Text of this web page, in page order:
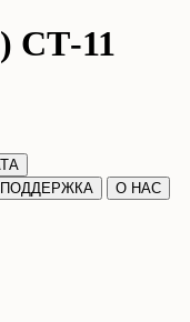
СТ-11
ПОДДЕРЖКА О НАС